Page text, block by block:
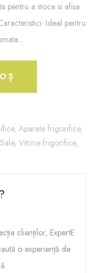
pentru a stoca si afisa
Ideal pentru
Aparate frigorifice,
Sale, Vitrine frigorifice,
clienților, ExpertE
o experiență de